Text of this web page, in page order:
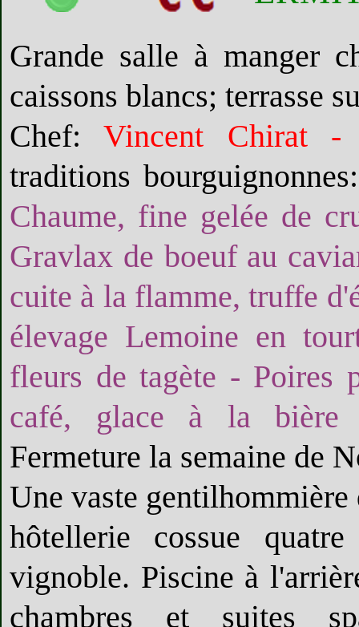
Grande salle à manger
caissons blancs; terrasse
Chef:Vincent Chirat -
traditions
Chaume, fine gelée de
Gravlax de boeuf au
cuite à la flamme, truffe
élevage Lemoine en
fleurs de tagète - Poires
café, glace à la bière
Fermeture la semaine de
Une vaste gentilhommière
hôtellerie cossue
vignoble. Piscine à
chambres et suites